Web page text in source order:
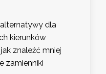
dla
kierunków
znaleźć mniej
zamienniki